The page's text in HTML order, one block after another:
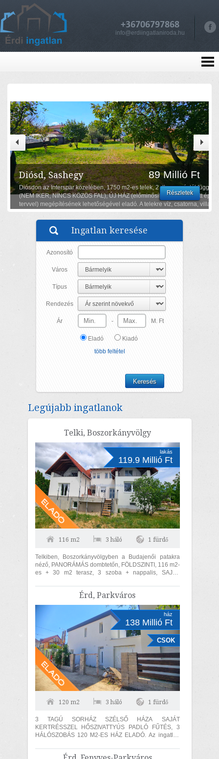
+36706797868
info@erdiingatlaniroda.hu
Diósd, Sashegy
Diósdon az Interspar közelében, 1750 m2-es telek, 2 db egymástól
(NEM IKER, NINCS KÖZÖS FAL), ÚJ HÁZ (előminősített és elfogadott
tervvel) megépítésének lehetőségével eladó. A telekre víz, csatorna, villany
bevezetve megtalálható. Lke-11-es építési övezetben helyezkedik el 20%-
89 Millió Ft
Részletek
Ingatlan keresése
Azonosító
Város
Típus
Rendezés
Ár - M. Ft
Eladó
Kiadó
több feltétel
Legújabb ingatlanok
Telki, Boszorkányvölgy
lakás
119.9 Millió Ft
116 m2 3 háló 1 fürdő
Telkiben, Boszorkányvölgyben a Budajenői patakra
néző, PANORÁMÁS dombtetőn, FÖLDSZINTI, 116 m2-
es + 30 m2 terasz, 3 szoba + nappalis, SAJÁT
AZONNAL...
Érd, Parkváros
ház
138 Millió Ft
CSOK
120 m2 3 háló 1 fürdő
3 TAGÚ SORHÁZ SZÉLSŐ HÁZA SAJÁT
KERTRÉSSZEL HŐSZIVATTYÚS PADLÓ FŰTÉS, 3
HÁLÓSZOBÁS 120 M2-ES HÁZ ELADÓ. Az ingatlan